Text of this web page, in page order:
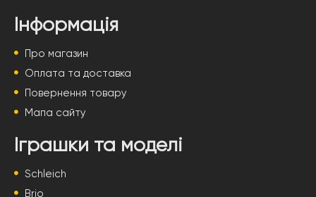
Інформація
Про магазин
Оплата та доставка
Повернення товару
Мапа сайту
Іграшки та моделі
Schleich
Brio